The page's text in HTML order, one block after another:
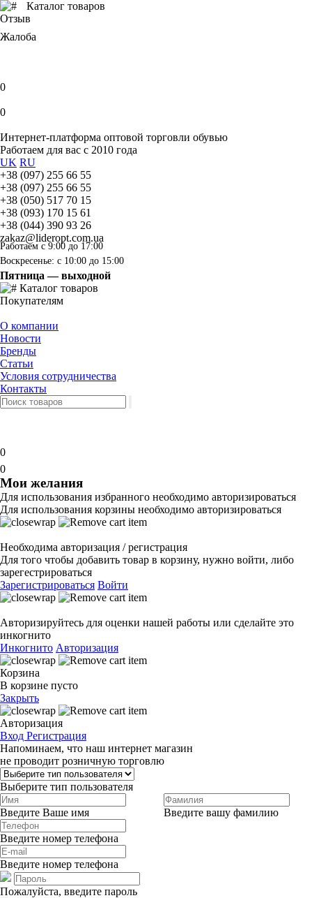
Каталог товаров
Отзыв
Жалоба
0
0
Интернет-платформа оптовой торговли обувью
Работаем для вас с 2010 года
UK RU
+38 (097) 255 66 55
+38 (097) 255 66 55
+38 (050) 517 70 15
+38 (093) 170 15 61
+38 (044) 390 93 26
zakaz@lideropt.com.ua
Работаем с 9:00 до 17:00
Воскресенье: с 10:00 до 15:00
Пятница — выходной
Каталог товаров
Покупателям
О компании
Новости
Бренды
Статьи
Условия сотрудничества
Контакты
0
0
Мои желания
Для использования избранного необходимо авторизироваться
Для использования корзины необходимо авторизироваться
Необходима авторизация / регистрация
Для того чтобы добавить товар в корзину, нужно войти, либо
зарегестрироваться
Зарегистрироваться Войти
Авторизируйтесь для оценки нашей работы или сделайте это
инкогнито
Инкогнито Авторизация
Корзина
В корзине пусто
Закрыть
Авторизация
Вход Регистрация
Напоминаем, что наш интернет магазин
не проводит розничную торговлю
Выберите тип пользователя
Введите Ваше имя Введите вашу фамилию
Введите номер телефона
Введите номер телефона
Пожалуйста, введите пароль